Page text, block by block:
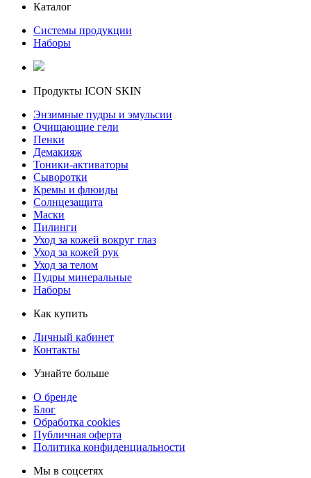
Каталог
Системы продукции
Наборы
Продукты ICON SKIN
Энзимные пудры и эмульсии
Очищающие гели
Пенки
Демакияж
Тоники-активаторы
Сыворотки
Кремы и флюиды
Солнцезащита
Маски
Пилинги
Уход за кожей вокруг глаз
Уход за кожей рук
Уход за телом
Пудры минеральные
Наборы
Как купить
Личный кабинет
Контакты
Узнайте больше
О бренде
Блог
Обработка cookies
Публичная оферта
Политика конфиденциальности
Мы в соцсетях